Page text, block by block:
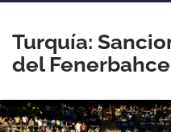
Turquía:
del Fenerbahce